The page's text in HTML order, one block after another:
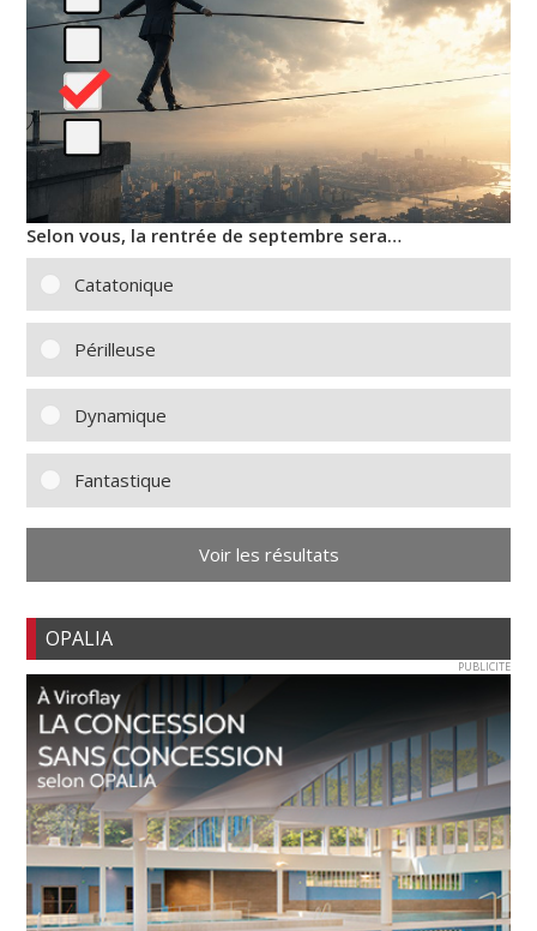
Selon vous, la rentrée de septembre sera…
Catatonique
Périlleuse
Dynamique
Fantastique
Voir les résultats
OPALIA
PUBLICITE